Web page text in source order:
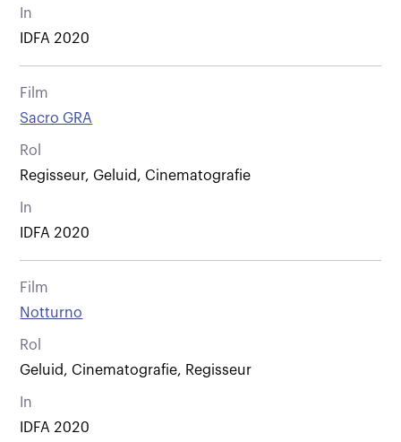
In
IDFA 2020
Film
Sacro GRA
Rol
Regisseur, Geluid, Cinematografie
In
IDFA 2020
Film
Notturno
Rol
Geluid, Cinematografie, Regisseur
In
IDFA 2020